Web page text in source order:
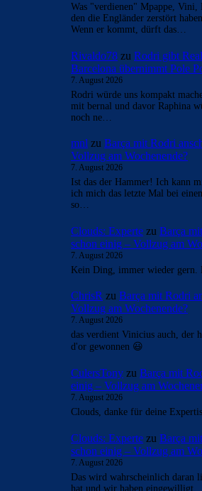
Was "verdienen" Mpappe, Vini,
den die Engländer zerstört
Wenn er kommt, dürft das…
Rivaldo78 zu Rodri gibt
Barcelona übernimmt Pole
7. August 2026
Rodri würde uns kompakt
mit bernal und davor Raphina
noch ne…
mnl zu Barça mit Rodri
Vollzug am Wochenende?
7. August 2026
Ist das der Hammer! Ich kann
ich mich das letzte Mal bei
so…
Clouds: Experte zu Barça
schon einig – Vollzug am
7. August 2026
Kein Ding, immer wieder gern.
ChrisR zu Barça mit Rodri
Vollzug am Wochenende?
7. August 2026
das verdient Vinicius auch, der
d'or gewonnen 😃
CulersTony zu Barça mit
einig – Vollzug am
7. August 2026
Clouds, danke für deine
Clouds: Experte zu Barça
schon einig – Vollzug am
7. August 2026
Das wird wahrscheinlich daran
hat und wir haben eingewilligt.